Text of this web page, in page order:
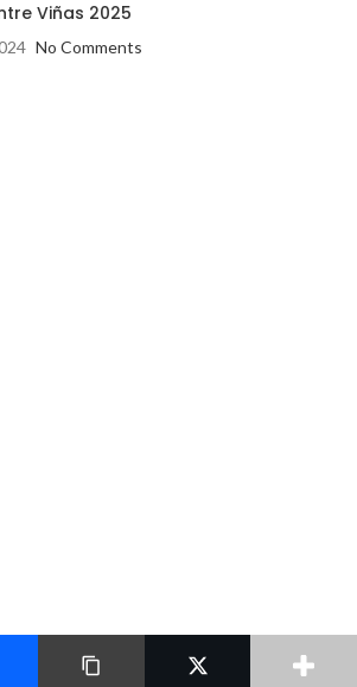
Viñas 2025
No Comments